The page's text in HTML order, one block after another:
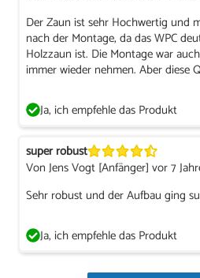
Der Zaun ist sehr Hochwertig und
nach der Montage, da das WPC
Holzzaun ist. Die Montage war
immer wieder nehmen. Aber diese
Ja, ich empfehle das Produkt
super robust
Von Jens Vogt [Anfänger] vor 7
Sehr robust und der Aufbau ging
Ja, ich empfehle das Produkt